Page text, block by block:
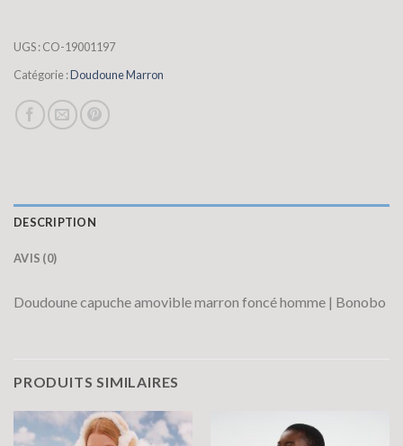
UGS :CO-19001197
Catégorie :Doudoune Marron
DESCRIPTION
AVIS (0)
Doudoune capuche amovible marron foncé homme | Bonobo
PRODUITS SIMILAIRES